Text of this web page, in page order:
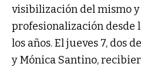
visibilización del mismo y
profesionalización desde
los años. El jueves 7, dos
y Mónica Santino,